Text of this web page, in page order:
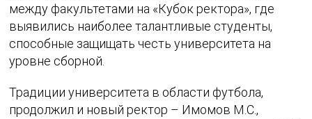
между факультетами на «Кубок ректора», где
выявились наиболее талантливые студенты,
способные защищать честь университета на
уровне сборной.
Традиции университета в области футбола,
продолжил и новый ректор – Имомов М.С.,